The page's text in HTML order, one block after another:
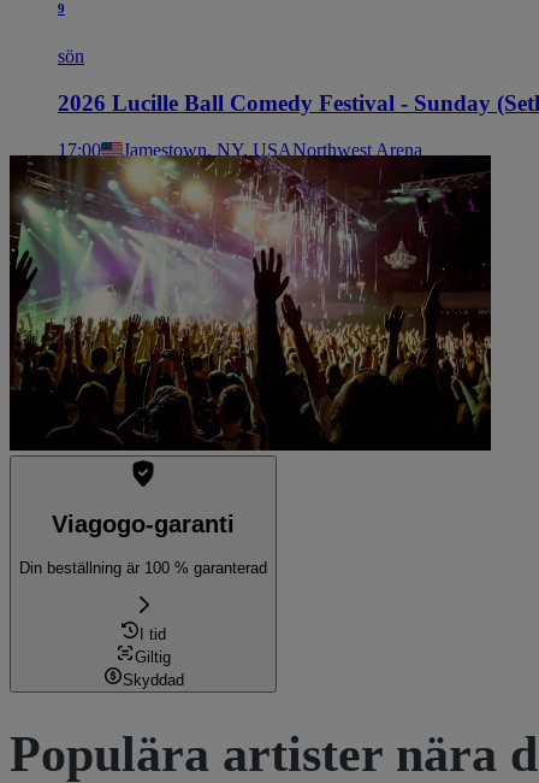
9
sön
2026 Lucille Ball Comedy Festival - Sunday
17:00 Jamestown, NY, USANorthwest Arena
Northwest Arena
I morgon
Endast 2 % av alla biljetter kvar
Se biljetter
Viagogo-garanti
Din beställning är 100 % garanterad
I tid
Giltig
Skyddad
Populära artister nära